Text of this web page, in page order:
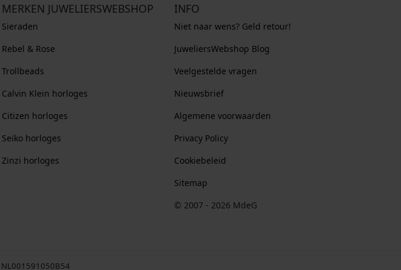
MERKEN JUWELIERSWEBSHOP
Sieraden
Rebel & Rose
Trollbeads
Calvin Klein horloges
Citizen horloges
Seiko horloges
Zinzi horloges
INFO
Niet naar wens? Geld retour!
JuweliersWebshop Blog
Veelgestelde vragen
Nieuwsbrief
Algemene voorwaarden
Privacy Policy
Cookiebeleid
Sitemap
© 2007 - 2026 MdeG